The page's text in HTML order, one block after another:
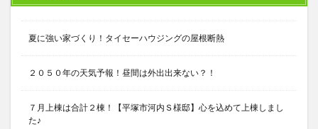
夏に強い家づくり！タイセーハウジングの屋根断熱
２０５０年の天気予報！昼間は外出出来ない？！
７月上棟は合計２棟！【平塚市河内Ｓ様邸】心を込めて上棟しまし
た♪